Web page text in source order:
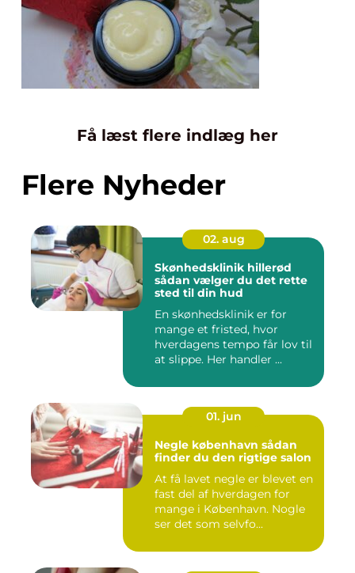
Få læst flere indlæg her
Flere Nyheder
02. aug
Skønhedsklinik hillerød
sådan vælger du det rette
sted til din hud
En skønhedsklinik er for
mange et fristed, hvor
hverdagens tempo får lov til
at slippe. Her handler ...
01. jun
Negle københavn sådan
finder du den rigtige salon
At få lavet negle er blevet en
fast del af hverdagen for
mange i København. Nogle
ser det som selvfo...